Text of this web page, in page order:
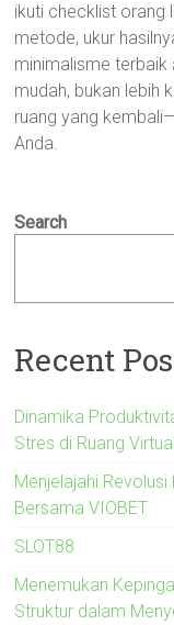
ikuti checklist orang
metode, ukur
minimalisme terbaik
mudah, bukan lebih
ruang yang
Anda.
Search
Recent
Dinamika
Stres di Ruang
Menjelajahi
Bersama VIOBET
SLOT88
Menemukan
Struktur dalam